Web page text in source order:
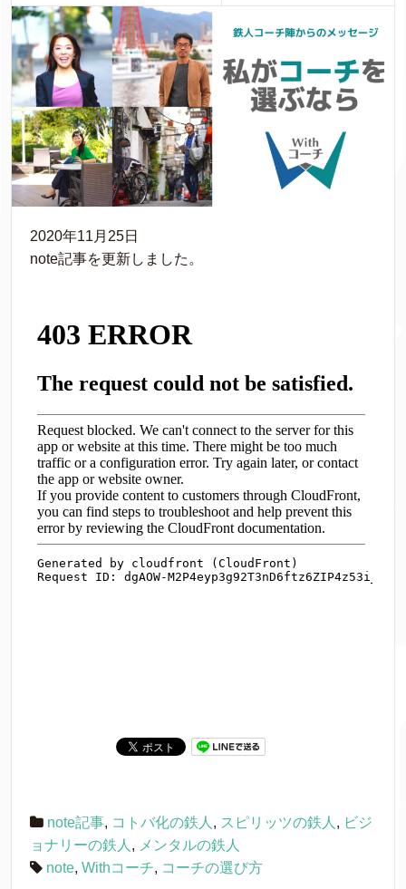
2020年11月25日
note記事を更新しました。
note記事, コトバ化の鉄人 , スピリッツの鉄人 , ビジ
ョナリーの鉄人 , メンタルの鉄人
note, Withコーチ, コーチの選び方